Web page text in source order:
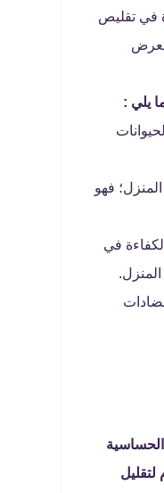
في تقليص
يلي :
فهو
في